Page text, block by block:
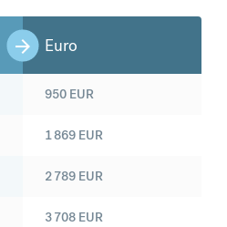
Euro
950 EUR
1 869 EUR
2 789 EUR
3 708 EUR